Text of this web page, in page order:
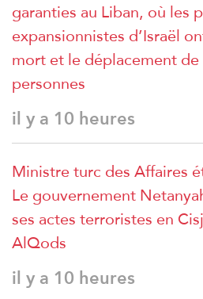
garanties au Liban, où les
expansionnistes d’Israël
mort et le déplacement
personnes
il y a 10 heures
Ministre turc des Affaires
Le gouvernement
ses actes terroristes en
AlQods
il y a 10 heures